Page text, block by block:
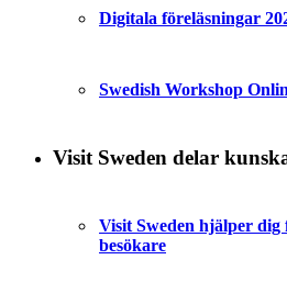
Digitala föreläsningar
Swedish Workshop
Visit Sweden delar
Visit Sweden hjälper dig
besökare